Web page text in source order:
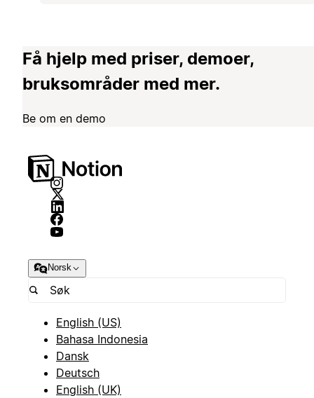
Få hjelp med priser, demoer,
bruksområder med mer.
Be om en demo
Norsk
English (US)
Bahasa Indonesia
Dansk
Deutsch
English (UK)